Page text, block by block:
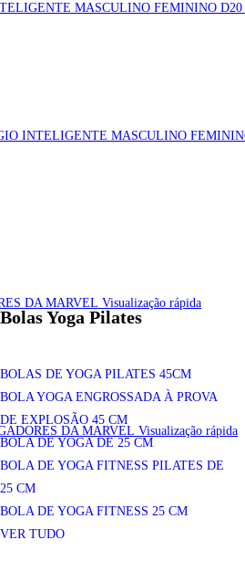
Bolas Yoga Pilates
BOLAS DE YOGA PILATES 45CM
BOLA YOGA ENGROSSADA À PROVA
DE EXPLOSÃO 45 CM
BOLA DE YOGA DE 25 CM
BOLA DE YOGA FITNESS PILATES DE
25 CM
BOLA DE YOGA FITNESS 25 CM
VER TUDO
Visualização rápida
Visualização rápida